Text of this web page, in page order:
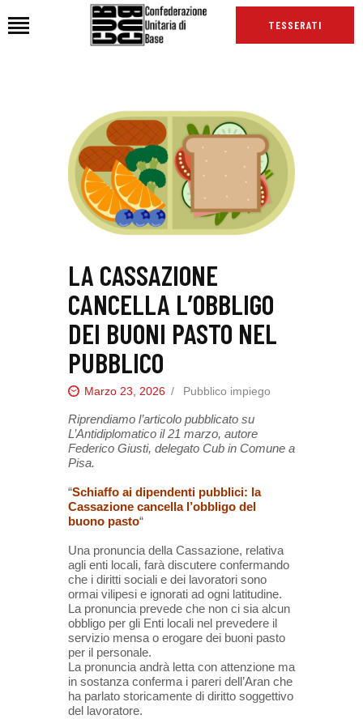
TESSERATI
HOME
CHI SIAMO
SEDI
NEWS
PODCAST CUB
TG CUB
INTERNAZIONALE
RASSEGNA STAMPA
LA CASSAZIONE
CANCELLA L’OBBLIGO
DEI BUONI PASTO NEL
PUBBLICO
Marzo 23, 2026 Pubblico impiego
Riprendiamo l’articolo pubblicato su
L’Antidiplomatico il 21 marzo, autore
Federico Giusti, delegato Cub in Comune a
Pisa.
“Schiaffo ai dipendenti pubblici: la
Cassazione cancella l’obbligo del
buono pasto“
Una pronuncia della Cassazione, relativa
agli enti locali, farà discutere confermando
che i diritti sociali e dei lavoratori sono
ormai vilipesi e ignorati ad ogni latitudine.
La pronuncia prevede che non ci sia alcun
obbligo per gli Enti locali nel prevedere il
servizio mensa o erogare dei buoni pasto
per il personale.
La pronuncia andrà letta con attenzione ma
in sostanza conferma i pareri dell’Aran che
ha parlato storicamente di diritto soggettivo
del lavoratore.